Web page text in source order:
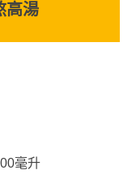
高湯
毫升